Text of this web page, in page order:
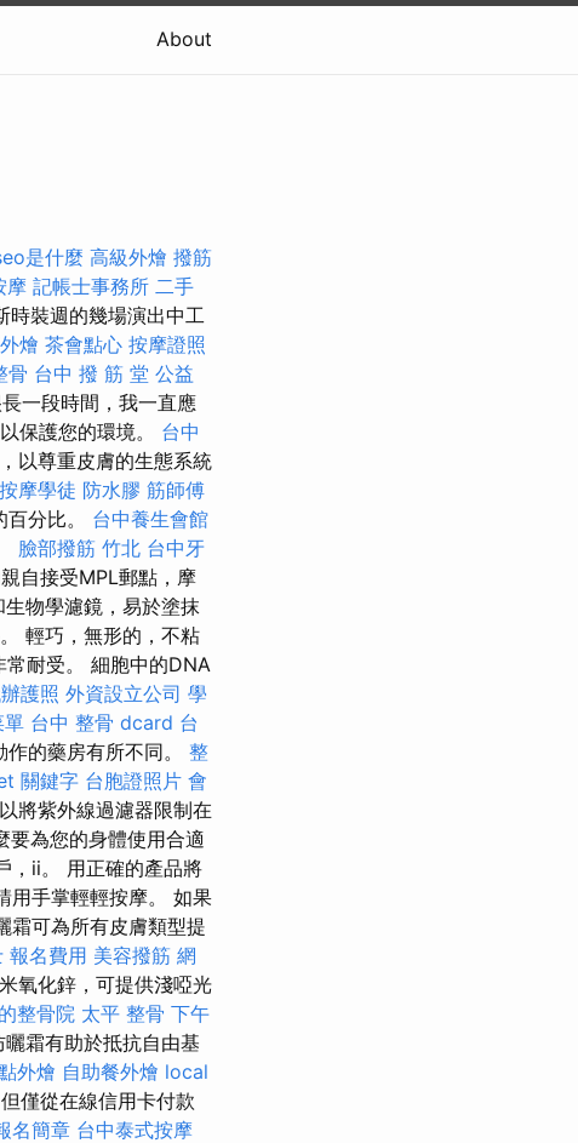
About
是什麼 高級外燴 撥筋
摩 記帳士事務所 二手
時裝週的幾場演出中工
燴 茶會點心 按摩證照
骨 台中 撥 筋 堂 公益
一段時間，我一直應
保護您的環境。 台中
以尊重皮膚的生態系統
按摩學徒 防水膠 筋師傅
分比。 台中養生會館
臉部撥筋 竹北 台中牙
自接受MPL郵點，摩
物學濾鏡，易於塗抹
輕巧，無形的，不粘
耐受。 細胞中的DNA
護照 外資設立公司 學
單 台中 整骨 dcard 台
的藥房有所不同。 整
關鍵字 台胞證照片 會
將紫外線過濾器限制在
要為您的身體使用合適
，ii。 用正確的產品將
用手掌輕輕按摩。 如果
霜可為所有皮膚類型提
報名費用 美容撥筋 網
氧化鋅，可提供淺啞光
整骨院 太平 整骨 下午
霜有助於抵抗自由基
外燴 自助餐外燴 local
僅從在線信用卡付款
名簡章 台中泰式按摩